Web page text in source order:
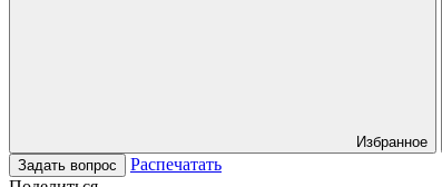
Избранное
Задать вопрос
Распечатать